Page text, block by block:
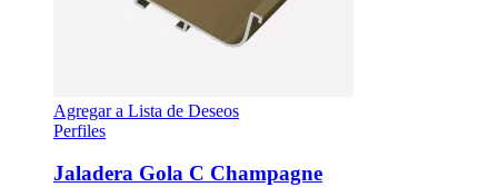
Agregar a Lista de Deseos
Perfiles
Jaladera Gola C Champagne